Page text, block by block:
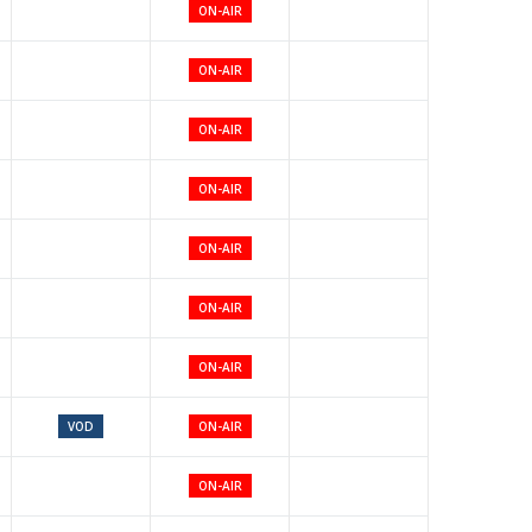
ON-AIR
ON-AIR
ON-AIR
ON-AIR
ON-AIR
ON-AIR
ON-AIR
VOD ON-AIR
ON-AIR